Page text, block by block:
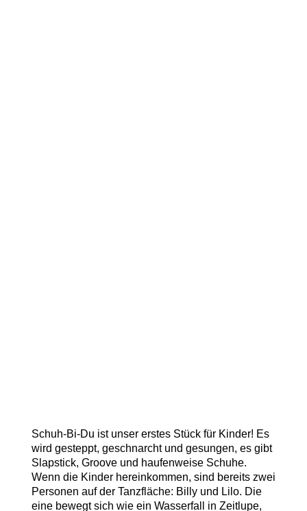
Schuh-Bi-Du ist unser erstes Stück für Kinder! Es
wird gesteppt, geschnarcht und gesungen, es gibt
Slapstick, Groove und haufenweise Schuhe.
Wenn die Kinder hereinkommen, sind bereits zwei
Personen auf der Tanzfläche: Billy und Lilo. Die
eine bewegt sich wie ein Wasserfall in Zeitlupe,